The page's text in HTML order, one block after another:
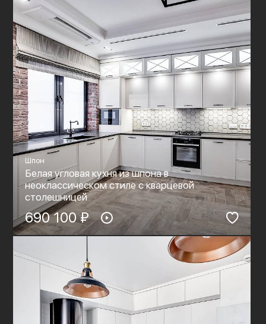
Шпон
Белая угловая кухня из шпона в
неоклассическом стиле с кварцевой
столешницей
690 100 ₽